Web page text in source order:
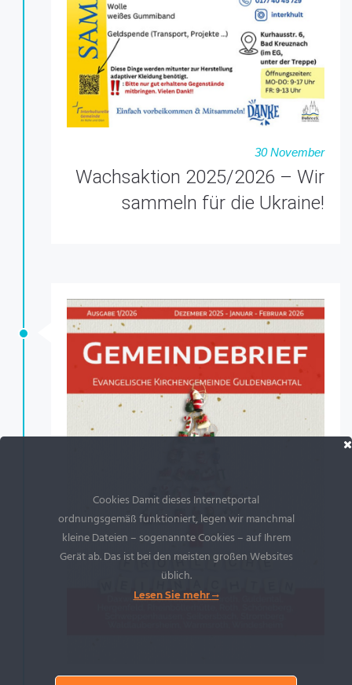
30 November
Wachsaktion 2025/2026 – Wir
sammeln für die Ukraine!
Cookies Damit dieses Internetportal
ordnungsgemäß funktioniert, legen wir manchmal
kleine Dateien – sogenannte Cookies – auf Ihrem
Gerät ab. Das ist bei den meisten großen Websites
üblich.
Lesen Sie mehr